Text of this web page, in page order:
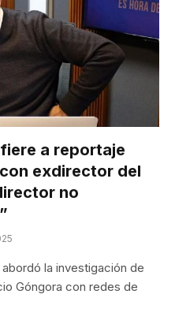
a reportaje
exdirector del
no
la investigación de
Góngora con redes de